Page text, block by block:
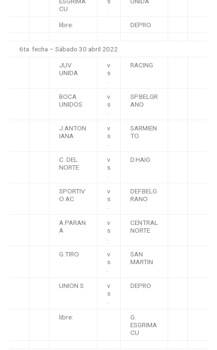
CU
.
libre: DEPRO
6ta. fecha – Sábado 30 abril 2022
JUV
UNIDA
v
s
.
RACING
BOCA
UNIDOS
v
s
.
SP.BELGR
ANO
J.ANTON
IANA
v
s
.
SARMIEN
TO
C. DEL
NORTE
v
s
.
D.HAIG
SPORTIV
O AC
v
s
.
DEF.BELG
RANO
A.PARAN
A
v
s
.
CENTRAL
NORTE
G.TIRO
v
s
.
SAN
MARTIN
UNION S
v
s
.
DEPRO
libre:
G.
ESGRIMA
CU